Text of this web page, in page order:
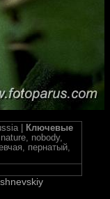
|
Ключевые
nobody,
пернатый,